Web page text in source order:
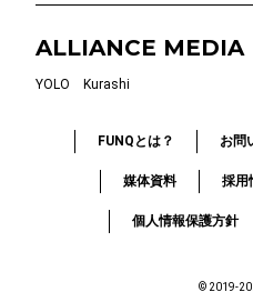
ALLIANCE MEDIA
YOLO Kurashi
FUNQとは？ お問
媒体資料 採用
個人情報保護方針
© 2019-